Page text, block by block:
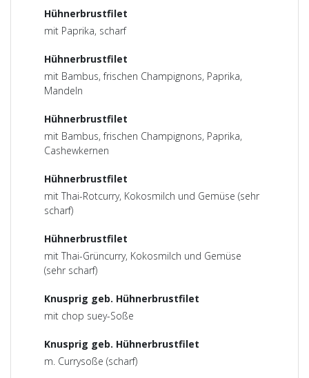
Hühnerbrustfilet
mit Paprika, scharf
Hühnerbrustfilet
mit Bambus, frischen Champignons, Paprika,
Mandeln
Hühnerbrustfilet
mit Bambus, frischen Champignons, Paprika,
Cashewkernen
Hühnerbrustfilet
mit Thai-Rotcurry, Kokosmilch und Gemüse (sehr
scharf)
Hühnerbrustfilet
mit Thai-Grüncurry, Kokosmilch und Gemüse
(sehr scharf)
Knusprig geb. Hühnerbrustfilet
mit chop suey-Soße
Knusprig geb. Hühnerbrustfilet
m. Currysoße (scharf)